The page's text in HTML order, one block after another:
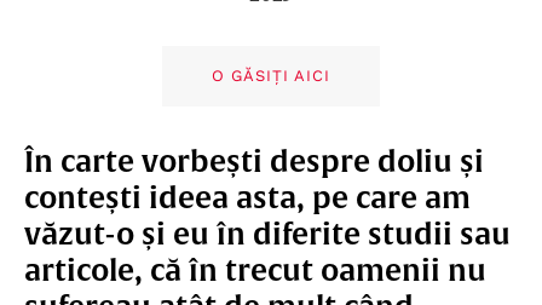
O GĂSIȚI AICI
În carte vorbești despre doliu și
contești ideea asta, pe care am
văzut-o și eu în diferite studii sau
articole, că în trecut oamenii nu